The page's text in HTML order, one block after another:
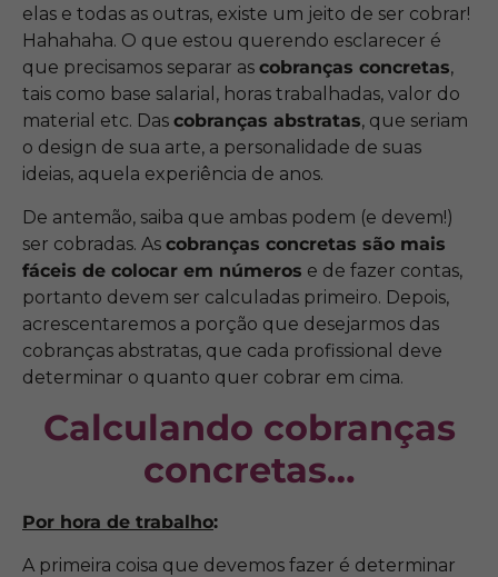
elas e todas as outras, existe um jeito de ser cobrar!
Hahahaha. O que estou querendo esclarecer é
que precisamos separar as cobranças concretas,
tais como base salarial, horas trabalhadas, valor do
material etc. Das cobranças abstratas, que seriam
o design de sua arte, a personalidade de suas
ideias, aquela experiência de anos.
De antemão, saiba que ambas podem (e devem!)
ser cobradas. As cobranças concretas são mais
fáceis de colocar em números e de fazer contas,
portanto devem ser calculadas primeiro. Depois,
acrescentaremos a porção que desejarmos das
cobranças abstratas, que cada profissional deve
determinar o quanto quer cobrar em cima.
Calculando cobranças
concretas…
Por hora de trabalho:
A primeira coisa que devemos fazer é determinar